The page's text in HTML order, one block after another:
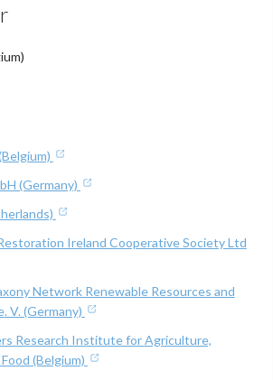
(Germany)
Ireland Cooperative Society Ltd
Network Renewable Resources and
V. (Germany)
Research Institute for Agriculture,
(Belgium)